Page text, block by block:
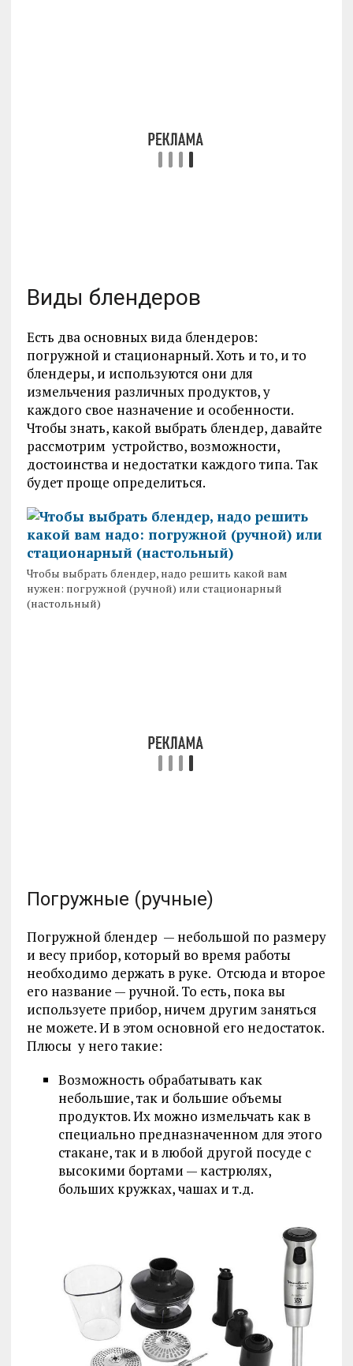
Виды блендеров
Есть два основных вида блендеров:
погружной и стационарный. Хоть и то, и то
блендеры, и используются они для
измельчения различных продуктов, у
каждого свое назначение и особенности.
Чтобы знать, какой выбрать блендер, давайте
рассмотрим устройство, возможности,
достоинства и недостатки каждого типа. Так
будет проще определиться.
Чтобы выбрать блендер, надо решить какой вам
нужен: погружной (ручной) или стационарный
(настольный)
Погружные (ручные)
Погружной блендер — небольшой по размеру
и весу прибор, который во время работы
необходимо держать в руке. Отсюда и второе
его название — ручной. То есть, пока вы
используете прибор, ничем другим заняться
не можете. И в этом основной его недостаток.
Плюсы у него такие:
Возможность обрабатывать как
небольшие, так и большие объемы
продуктов. Их можно измельчать как в
специально предназначенном для этого
стакане, так и в любой другой посуде с
высокими бортами — кастрюлях,
больших кружках, чашах и т.д.